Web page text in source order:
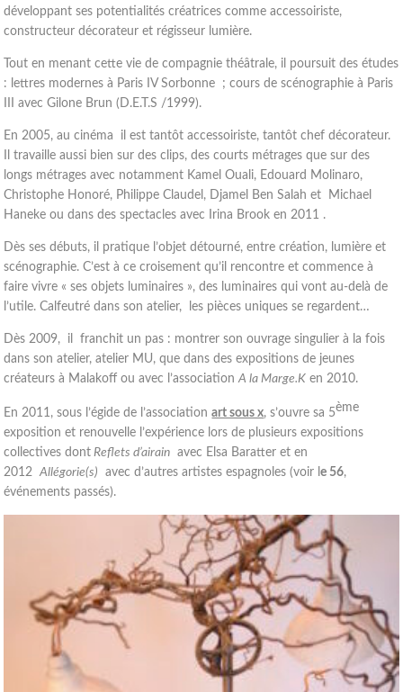
développant ses potentialités créatrices comme accessoiriste,
constructeur décorateur et régisseur lumière.
Tout en menant cette vie de compagnie théâtrale, il poursuit des études
: lettres modernes à Paris IV Sorbonne ; cours de scénographie à Paris
III avec Gilone Brun (D.E.T.S /1999).
En 2005, au cinéma il est tantôt accessoiriste, tantôt chef décorateur.
Il travaille aussi bien sur des clips, des courts métrages que sur des
longs métrages avec notamment Kamel Ouali, Edouard Molinaro,
Christophe Honoré, Philippe Claudel, Djamel Ben Salah et Michael
Haneke ou dans des spectacles avec Irina Brook en 2011 .
Dès ses débuts, il pratique l’objet détourné, entre création, lumière et
scénographie. C’est à ce croisement qu’il rencontre et commence à
faire vivre « ses objets luminaires », des luminaires qui vont au-delà de
l’utile. Calfeutré dans son atelier, les pièces uniques se regardent…
Dès 2009, il franchit un pas : montrer son ouvrage singulier à la fois
dans son atelier, atelier MU, que dans des expositions de jeunes
créateurs à Malakoff ou avec l’associationA la Marge.K en 2010.
En 2011, sous l’égide de l’associationart sous x, s’ouvre sa 5ème
exposition et renouvelle l’expérience lors de plusieurs expositions
collectives dont Reflets d’airain avec Elsa Baratter et en
2012Allégorie(s) avec d’autres artistes espagnoles (voir le 56,
événements passés).